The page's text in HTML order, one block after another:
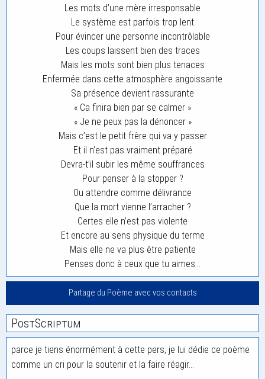
Les mots d’une mère irresponsable
Le système est parfois trop lent
Pour évincer une personne incontrôlable
Les coups laissent bien des traces
Mais les mots sont bien plus tenaces
Enfermée dans cette atmosphère angoissante
Sa présence devient rassurante
« Ca finira bien par se calmer »
« Je ne peux pas la dénoncer »
Mais c’est le petit frère qui va y passer
Et il n’est pas vraiment préparé
Devra-t’il subir les même souffrances
Pour penser à la stopper ?
Ou attendre comme délivrance
Que la mort vienne l’arracher ?
Certes elle n’est pas violente
Et encore au sens physique du terme
Mais elle ne va plus être patiente
Penses donc à ceux que tu aimes…
Partage du Poème avec vos contacts
PostScriptum
parce je tiens énormément à cette pers, je lui dédie ce poème
comme un cri pour la soutenir et la faire réagir…